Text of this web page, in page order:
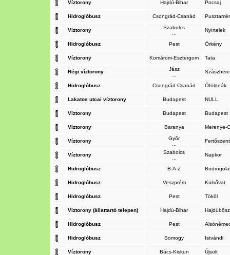
Víztorony Hajdú-Bihar Pocsaj
Hidroglóbusz Csongrád-Csanád
Víztorony
Szabolcs
Nyírtelek
Hidroglóbusz Pest Örkény
Víztorony Komárom-Esztergom Tata
Régi víztorony
Jász
Hidroglóbusz Csongrád-Csanád Óföldeák
Lakatos utcai víztorony Budapest NULL
Víztorony Budapest Budapest
Víztorony Baranya Merenye-
Víztorony
Győr
Víztorony
Szabolcs
Napkor
Hidroglóbusz B-A-Z
Hidroglóbusz Veszprém Külsővat
Hidroglóbusz Pest Tököl
Víztorony (állattartó telepen) Hajdú-Bihar
Hidroglóbusz Pest
Hidroglóbusz Somogy Istvándi
Víztorony Bács-Kiskun Újsolt